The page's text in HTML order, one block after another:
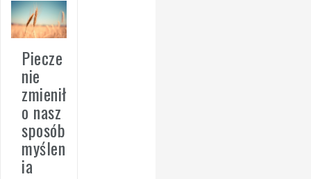
Piecze
nie
zmienił
o nasz
sposób
myślen
ia